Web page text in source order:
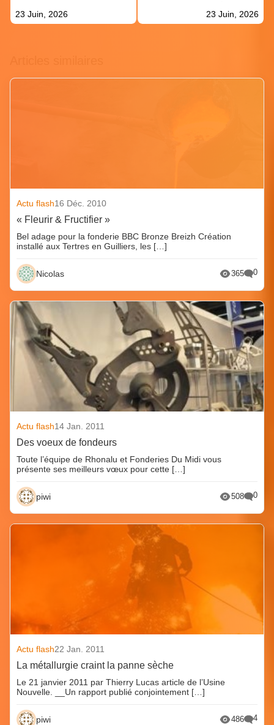
23 Juin, 2026
23 Juin, 2026
Actu flash16 Déc. 2010
« Fleurir & Fructifier »
Bel adage pour la fonderie BBC Bronze Breizh Création
installé aux Tertres en Guilliers, les […]
Nicolas 365 0
Actu flash14 Jan. 2011
Des voeux de fondeurs
Toute l’équipe de Rhonalu et Fonderies Du Midi vous
présente ses meilleurs vœux pour cette […]
piwi 508 0
Actu flash22 Jan. 2011
La métallurgie craint la panne sèche
Le 21 janvier 2011 par Thierry Lucas article de l’Usine
Nouvelle. __Un rapport publié conjointement […]
piwi 486 4